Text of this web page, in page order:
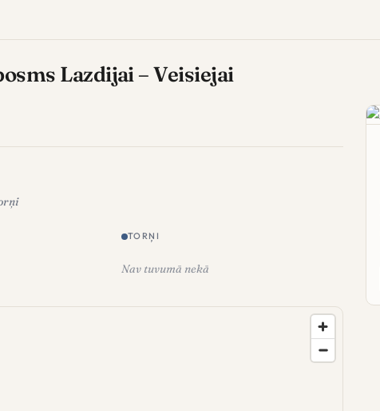
Lazdijai – Veisiejai
TORŅI
Nav tuvumā nekā